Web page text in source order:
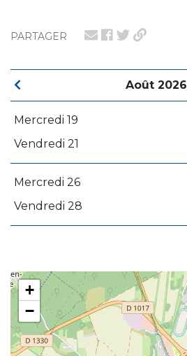
PARTAGER
Août 2026
Mercredi 19
Vendredi 21
Mercredi 26
Vendredi 28
+
−